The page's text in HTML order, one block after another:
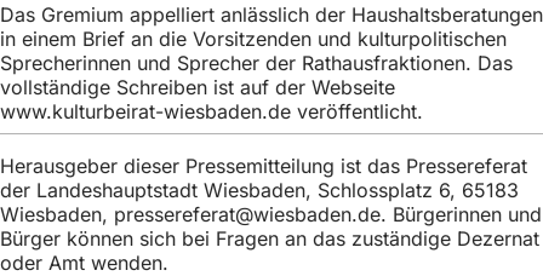
Das Gremium appelliert anlässlich der Haushaltsberatungen
in einem Brief an die Vorsitzenden und kulturpolitischen
Sprecherinnen und Sprecher der Rathausfraktionen. Das
vollständige Schreiben ist auf der Webseite
www.kulturbeirat-wiesbaden.de veröffentlicht.
Herausgeber dieser Pressemitteilung ist das Pressereferat
der Landeshauptstadt Wiesbaden, Schlossplatz 6, 65183
Wiesbaden, pressereferat wiesbaden de. Bürgerinnen und
Bürger können sich bei Fragen an das zuständige Dezernat
oder Amt wenden.